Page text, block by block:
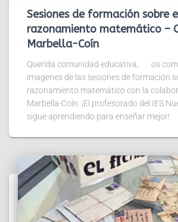
Sesiones de formación sobre
razonamiento matemático –
Marbella-Coín
Querida comunidad educativa, os
imagenes de las sesiones de formación
razonamiento matemático con la
Marbella-Coín. ¡El profesorado del IES
sigue aprendiendo para enseñar mejor!